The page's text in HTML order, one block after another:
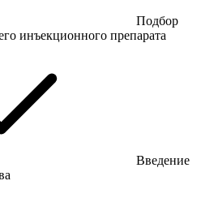
Подбор
инъекционного препарата
Введение